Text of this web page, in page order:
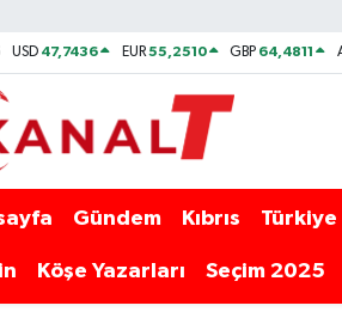
USD 47,7436 EUR55,2510 GBP 64,4811
Gündem Kıbrıs Türkiye
Köşe Yazarları Seçim 2025